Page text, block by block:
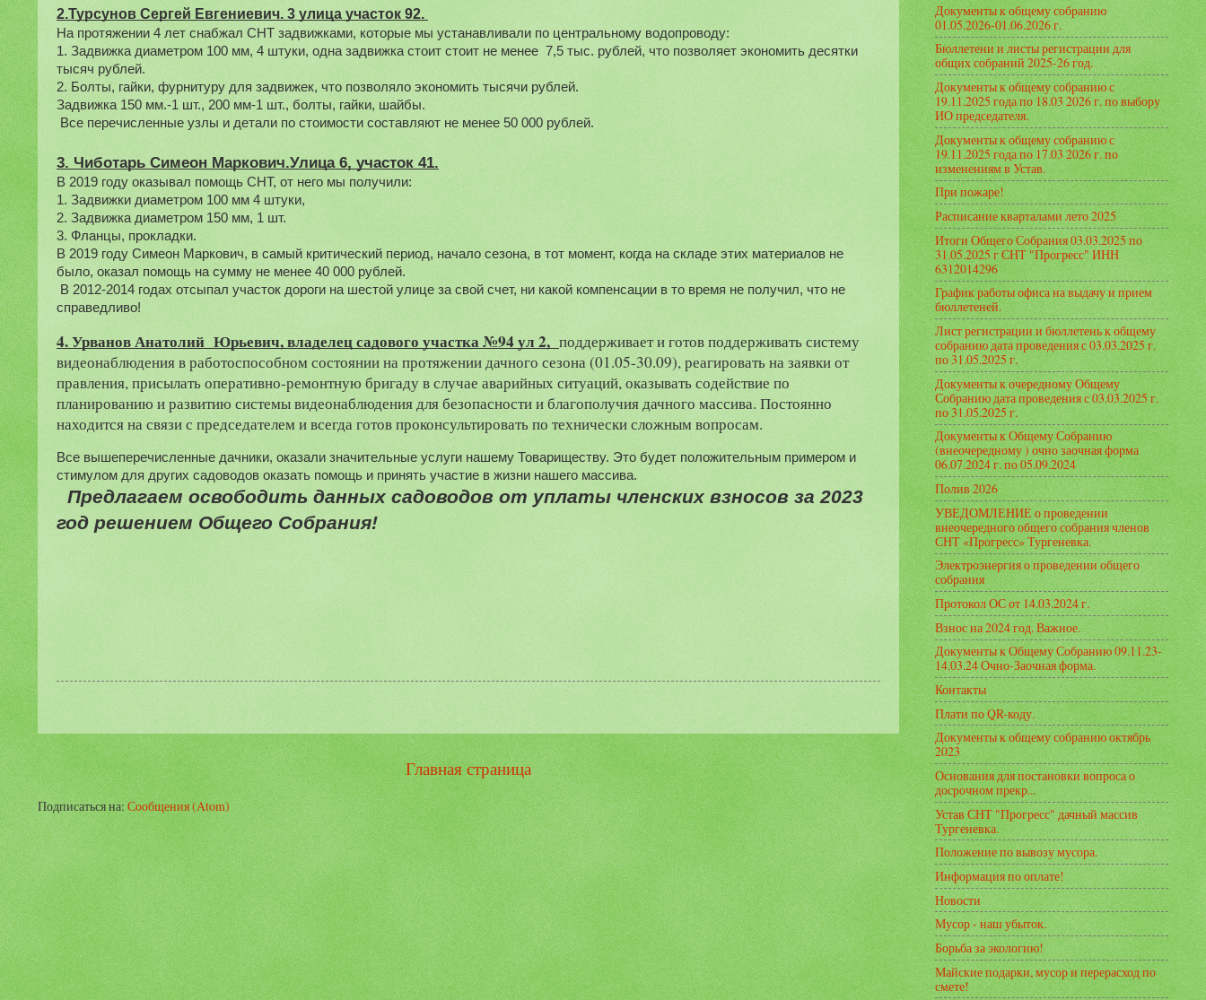
2.Турсунов Сергей Евгениевич. 3 улица участок 92.
На протяжении 4 лет снабжал СНТ задвижками, которые мы устанавливали по центральному водопроводу:
1. Задвижка диаметром 100 мм, 4 штуки, одна задвижка стоит стоит не менее  7,5 тыс. рублей, что позволяет экономить десятки
тысяч рублей.
2. Болты, гайки, фурнитуру для задвижек, что позволяло экономить тысячи рублей.
Задвижка 150 мм.-1 шт., 200 мм-1 шт., болты, гайки, шайбы.
Все перечисленные узлы и детали по стоимости составляют не менее 50 000 рублей.
3. Чиботарь Симеон Маркович.Улица 6, участок 41.
В 2019 году оказывал помощь СНТ, от него мы получили:
1. Задвижки диаметром 100 мм 4 штуки,
2. Задвижка диаметром 150 мм, 1 шт.
3. Фланцы, прокладки.
В 2019 году Симеон Маркович, в самый критический период, начало сезона, в тот момент, когда на складе этих материалов не
было, оказал помощь на сумму не менее 40 000 рублей.
справедливо!
4. Урванов Анатолий  Юрьевич, владелец садового участка №94 ул 2, поддерживает и готов поддерживать систему
видеонаблюдения в работоспособном состоянии на протяжении дачного сезона (01.05-30.09), реагировать на заявки от
правления, присылать оперативно-ремонтную бригаду в случае аварийных ситуаций, оказывать содействие по
планированию и развитию системы видеонаблюдения для безопасности и благополучия дачного массива. Постоянно
находится на связи с председателем и всегда готов проконсультировать по технически сложным вопросам.
Все вышеперечисленные дачники, оказали значительные услуги нашему Товариществу. Это будет положительным примером и
стимулом для других садоводов оказать помощь и принять участие в жизни нашего массива.
Предлагаем освободить данных садоводов от уплаты членских взносов за 2023
год решением Общего Собрания!
Главная страница
Подписаться на:Сообщения (Atom)
Документы к общему собранию
01.05.2026-01.06.2026 г.
Бюллетени и листы регистрации для
общих собраний 2025-26 год.
Документы к общему собранию с
19.11.2025 года по 18.03 2026 г. по выбору
ИО председателя.
Документы к общему собранию с
19.11.2025 года по 17.03 2026 г. по
изменениям в Устав.
При пожаре!
Расписание кварталами лето 2025
Итоги Общего Собрания 03.03.2025 по
31.05.2025 г СНТ "Прогресс" ИНН
6312014296
График работы офиса на выдачу и прием
бюллетеней.
Лист регистрации и бюллетень к общему
собранию дата проведения с 03.03.2025 г.
по 31.05.2025 г.
Документы к очередному Общему
Собранию дата проведения с 03.03.2025 г.
по 31.05.2025 г.
Документы к Общему Собранию
(внеочередному ) очно заочная форма
06.07.2024 г. по 05.09.2024
Полив 2026
УВЕДОМЛЕНИЕ о проведении
внеочередного общего собрания членов
СНТ «Прогресс» Тургеневка.
Электроэнергия о проведении общего
собрания
Протокол ОС от 14.03.2024 г.
Взнос на 2024 год. Важное.
Документы к Общему Собранию 09.11.23-
14.03.24 Очно-Заочная форма.
Контакты
Плати по QR-коду.
Документы к общему собранию октябрь
2023
Основания для постановки вопроса о
досрочном прекр...
Устав СНТ "Прогресс" дачный массив
Тургеневка.
Положение по вывозу мусора.
Информация по оплате!
Новости
Мусор - наш убыток.
Борьба за экологию!
Майские подарки, мусор и перерасход по
смете!